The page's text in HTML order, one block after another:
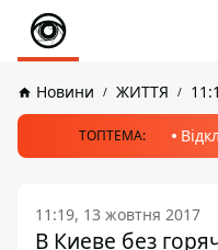
Новини ЖИТТЯ
ТОПТЕМА:
11:19, 13 жовтня 2017
В Киеве без